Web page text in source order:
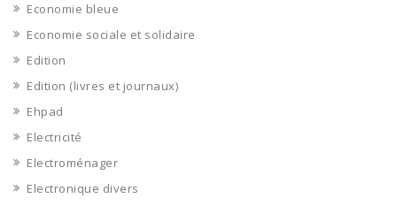
Economie bleue
Economie sociale et solidaire
Edition
Edition (livres et journaux)
Ehpad
Electricité
Electroménager
Electronique divers